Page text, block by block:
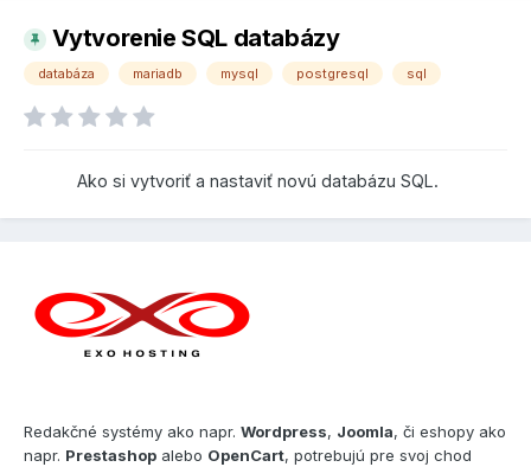
Vytvorenie SQL databázy
databáza mariadb mysql postgresql sql
Ako si vytvoriť a nastaviť novú databázu SQL.
Redakčné systémy ako napr. Wordpress, Joomla, či eshopy ako
napr. Prestashop alebo OpenCart, potrebujú pre svoj chod